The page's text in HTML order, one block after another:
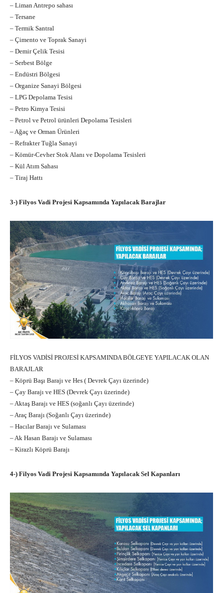
– Liman Antrepo sahası
– Tersane
– Termik Santral
– Çimento ve Toprak Sanayi
– Demir Çelik Tesisi
– Serbest Bölge
– Endüstri Bölgesi
– Organize Sanayi Bölgesi
– LPG Depolama Tesisi
– Petro Kimya Tesisi
– Petrol ve Petrol ürünleri Depolama Tesisleri
– Ağaç ve Orman Ürünleri
– Refrakter Tuğla Sanayi
– Kömür-Cevher Stok Alanı ve Dopolama Tesisleri
– Kül Atım Sahası
– Tiraj Hattı
3-) Filyos Vadi Projesi Kapsamında Yapılacak Barajlar
FİLYOS VADİSİ PROJESİ KAPSAMINDA BÖLGEYE YAPILACAK OLAN
BARAJLAR
– Köprü Başı Barajı ve Hes ( Devrek Çayı üzerinde)
– Çay Barajı ve HES (Devrek Çayı üzerinde)
– Aktaş Barajı ve HES (soğanlı Çayı üzerinde)
– Araç Barajı (Soğanlı Çayı üzerinde)
– Hacılar Barajı ve Sulaması
– Ak Hasan Barajı ve Sulaması
– Kirazlı Köprü Barajı
4-) Filyos Vadi Projesi Kapsamında Yapılacak Sel Kapanları